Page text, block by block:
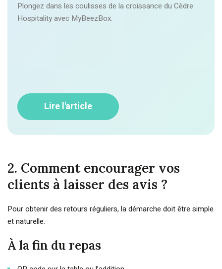
Plongez dans les coulisses de la croissance du Cèdre
Hospitality avec MyBeezBox.
Lire l'article
2. Comment encourager vos
clients à laisser des avis ?
Pour obtenir des retours réguliers, la démarche doit être simple
et naturelle.
À la fin du repas